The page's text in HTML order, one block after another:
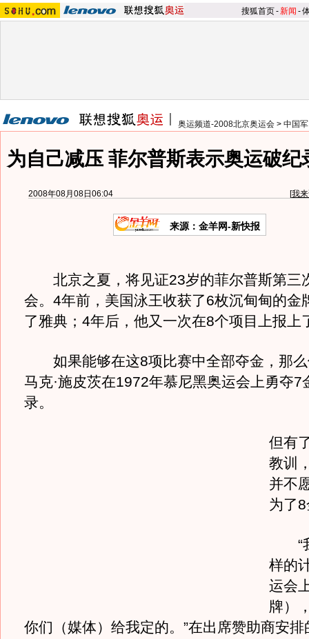
搜狐首页-新闻 -
奥运频道-2008北京奥运会 > 中国
为自己减压 菲尔普斯表示奥运破纪
2008年08月08日06:04 [我
来源：金羊网-新快报
北京之夏，将见证23岁的菲尔普斯第三
会。4年前，美国泳王收获了6枚沉甸甸的金
了雅典；4年后，他又一次在8个项目上报上
如果能够在这8项比赛中全部夺金，那么
马克·施皮茨在1972年慕尼黑奥运会上勇夺7
录。
但有
教训
并不
为了
“我
样的
运会
牌）
你们（媒体）给我定的。”在出席赞助商安